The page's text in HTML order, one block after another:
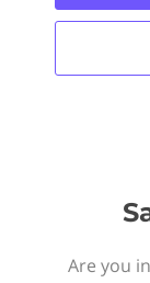
Are you